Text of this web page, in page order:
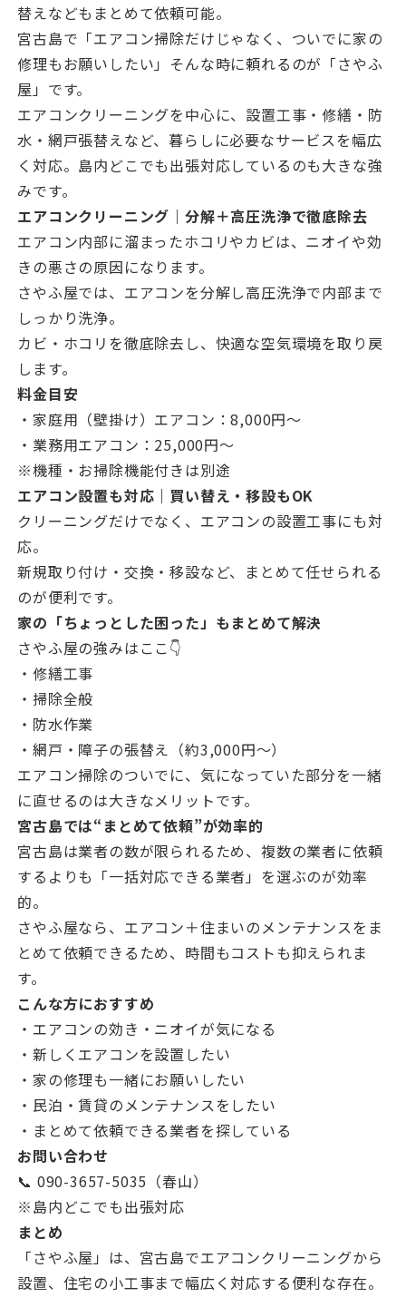
替えなどもまとめて依頼可能。
宮古島で「エアコン掃除だけじゃなく、ついでに家の
修理もお願いしたい」そんな時に頼れるのが「さやふ
屋」です。
エアコンクリーニングを中心に、設置工事・修繕・防
水・網戸張替えなど、暮らしに必要なサービスを幅広
く対応。島内どこでも出張対応しているのも大きな強
みです。
エアコンクリーニング｜分解＋高圧洗浄で徹底除去
エアコン内部に溜まったホコリやカビは、ニオイや効
きの悪さの原因になります。
さやふ屋では、エアコンを分解し高圧洗浄で内部まで
しっかり洗浄。
カビ・ホコリを徹底除去し、快適な空気環境を取り戻
します。
料金目安
・家庭用（壁掛け）エアコン：8,000円〜
・業務用エアコン：25,000円〜
※機種・お掃除機能付きは別途
エアコン設置も対応｜買い替え・移設もOK
クリーニングだけでなく、エアコンの設置工事にも対
応。
新規取り付け・交換・移設など、まとめて任せられる
のが便利です。
家の「ちょっとした困った」もまとめて解決
さやふ屋の強みはここ👇
・修繕工事
・掃除全般
・防水作業
・網戸・障子の張替え（約3,000円〜）
エアコン掃除のついでに、気になっていた部分を一緒
に直せるのは大きなメリットです。
宮古島では“まとめて依頼”が効率的
宮古島は業者の数が限られるため、複数の業者に依頼
するよりも「一括対応できる業者」を選ぶのが効率
的。
さやふ屋なら、エアコン＋住まいのメンテナンスをま
とめて依頼できるため、時間もコストも抑えられま
す。
こんな方におすすめ
・エアコンの効き・ニオイが気になる
・新しくエアコンを設置したい
・家の修理も一緒にお願いしたい
・民泊・賃貸のメンテナンスをしたい
・まとめて依頼できる業者を探している
お問い合わせ
📞 090-3657-5035（春山）
※島内どこでも出張対応
まとめ
「さやふ屋」は、宮古島でエアコンクリーニングから
設置、住宅の小工事まで幅広く対応する便利な存在。